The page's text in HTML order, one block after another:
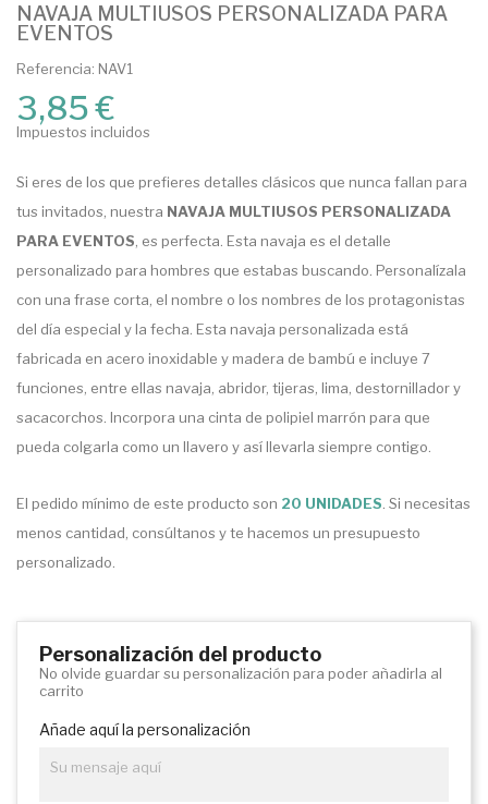
NAVAJA MULTIUSOS PERSONALIZADA PARA
EVENTOS
Referencia: NAV1
3,85 €
Impuestos incluidos
Si eres de los que prefieres detalles clásicos que nunca fallan para
tus invitados, nuestra NAVAJA MULTIUSOS PERSONALIZADA
PARA EVENTOS , es perfecta. Esta navaja es el detalle
personalizado para hombres que estabas buscando. Personalízala
con una frase corta, el nombre o los nombres de los protagonistas
del día especial y la fecha. Esta navaja personalizada está
fabricada en acero inoxidable y madera de bambú e incluye 7
funciones, entre ellas navaja, abridor, tijeras, lima, destornillador y
sacacorchos. Incorpora una cinta de polipiel marrón para que
pueda colgarla como un llavero y así llevarla siempre contigo.
El pedido mínimo de este producto son 20 UNIDADES . Si necesitas
menos cantidad, consúltanos y te hacemos un presupuesto
personalizado.
Personalización del producto
No olvide guardar su personalización para poder añadirla al
carrito
Añade aquí la personalización